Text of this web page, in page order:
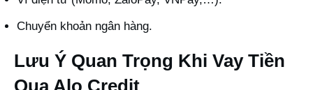
Chuyển khoản ngân hàng.
Lưu Ý Quan Trọng Khi Vay Tiền
Qua Alo Credit